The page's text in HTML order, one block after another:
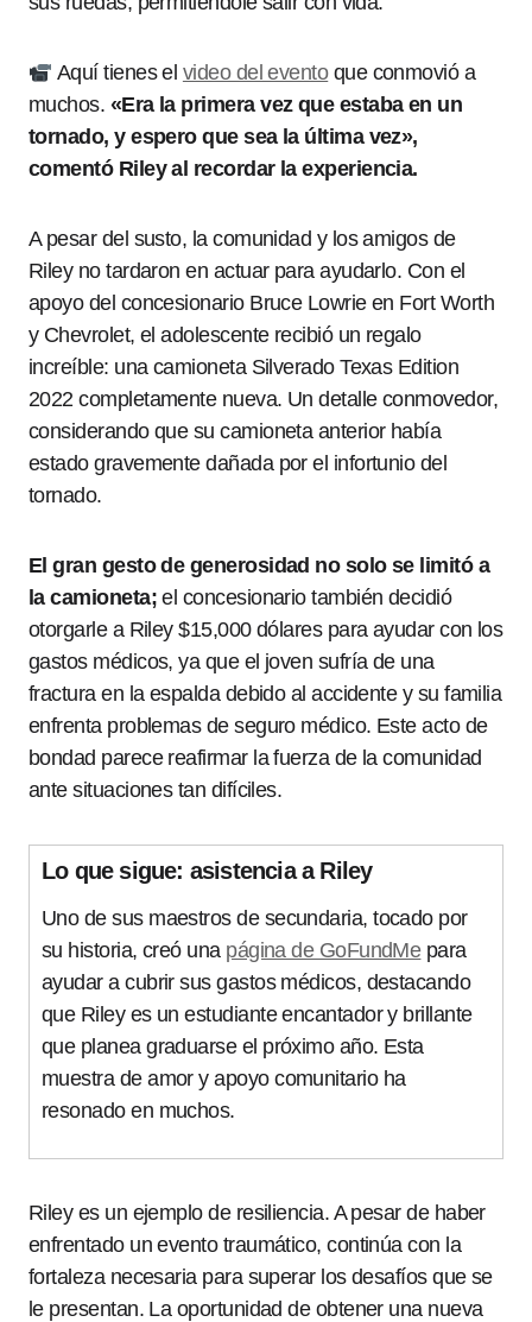
Aquí tienes el video del eventoque conmovió a
muchos. «Era la primera vez que estaba en un
tornado, y espero que sea la última vez»,
comentó Riley al recordar la experiencia.
A pesar del susto, la comunidad y los amigos de
Riley no tardaron en actuar para ayudarlo. Con el
apoyo del concesionario Bruce Lowrie en Fort Worth
y Chevrolet, el adolescente recibió un regalo
increíble: una camioneta Silverado Texas Edition
2022 completamente nueva. Un detalle conmovedor,
considerando que su camioneta anterior había
estado gravemente dañada por el infortunio del
tornado.
El gran gesto de generosidad no solo se limitó a
la camioneta;el concesionario también decidió
otorgarle a Riley $15,000 dólares para ayudar con los
gastos médicos, ya que el joven sufría de una
fractura en la espalda debido al accidente y su familia
enfrenta problemas de seguro médico. Este acto de
bondad parece reafirmar la fuerza de la comunidad
ante situaciones tan difíciles.
Lo que sigue: asistencia a Riley
Uno de sus maestros de secundaria, tocado por
su historia, creó una página de GoFundMepara
ayudar a cubrir sus gastos médicos, destacando
que Riley es un estudiante encantador y brillante
que planea graduarse el próximo año. Esta
muestra de amor y apoyo comunitario ha
resonado en muchos.
Riley es un ejemplo de resiliencia. A pesar de haber
enfrentado un evento traumático, continúa con la
fortaleza necesaria para superar los desafíos que se
le presentan. La oportunidad de obtener una nueva